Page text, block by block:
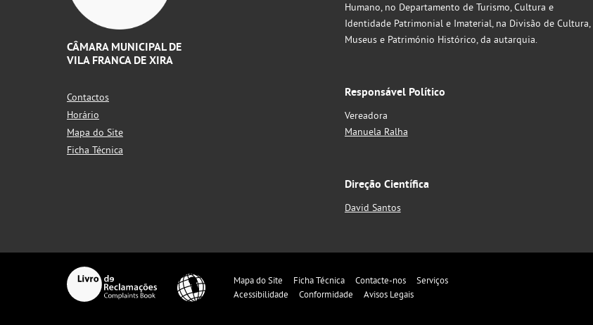
CÂMARA MUNICIPAL DE
VILA FRANCA DE XIRA
Contactos
Horário
Mapa do Site
Ficha Técnica
Humano, no Departamento de Turismo, Cultura e
Identidade Patrimonial e Imaterial, na Divisão de Cultura,
Museus e Património Histórico, da autarquia.
Responsável Político
Vereadora
Manuela Ralha
Direção Científica
David Santos
Mapa do Site Ficha Técnica Contacte-nos
Serviços
Acessibilidade
Conformidade Avisos Legais